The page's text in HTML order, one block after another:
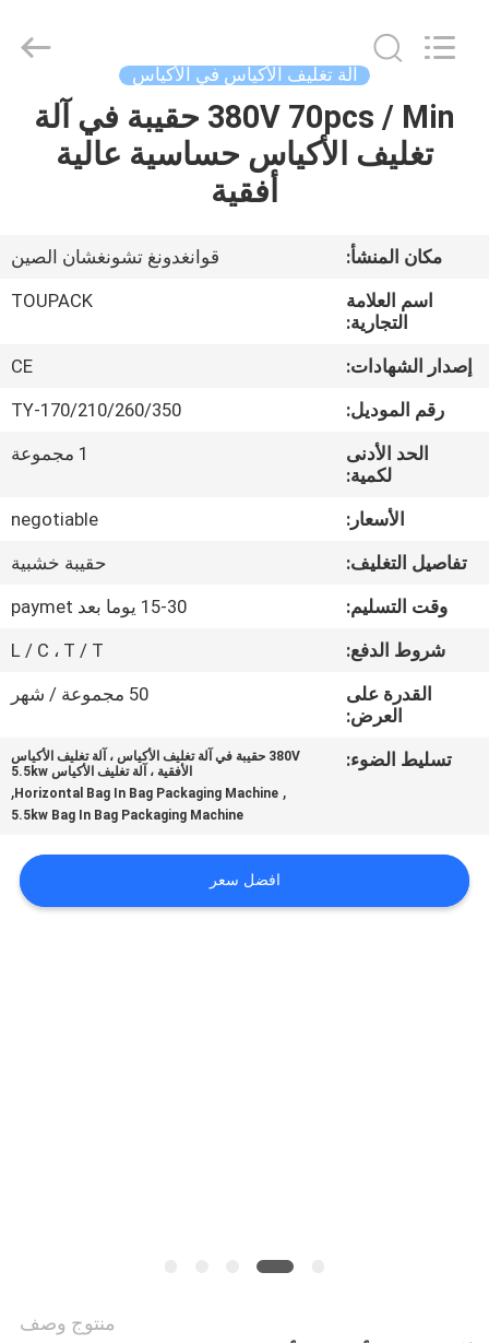
بيت
معلومات
جولة
المصنع
الجودة
اتصل
اطلب
اقتباس
EQUIPMENT
Reserved.
آلة تغليف الأكياس في الأكياس
380V 70pcs / Min حقيبة في آلة
تغليف الأكياس حساسية عالية
أفقية
مكان المنشأ:
قوانغدونغ تشونغشان الصين
اسم العلامة
التجارية:
TOUPACK
إصدار الشهادات:
CE
رقم الموديل:
TY-170/210/260/350
الحد الأدنى
لكمية:
1 مجموعة
الأسعار:
negotiable
تفاصيل التغليف:
حقيبة خشبية
وقت التسليم:
15-30 يوما بعد paymet
شروط الدفع:
L / C ، T / T
القدرة على
العرض:
50 مجموعة / شهر
تسليط الضوء:
380V حقيبة في آلة تغليف الأكياس ، آلة تغليف الأكياس
الأفقية ، آلة تغليف الأكياس 5.5kw
,
Horizontal Bag In Bag Packaging Machine
,
5.5kw Bag In Bag Packaging Machine
افضل سعر
منتوج وصف